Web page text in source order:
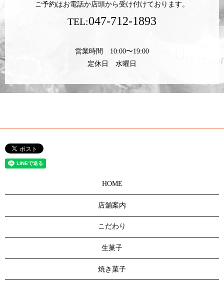
ご予約はお電話か店頭から受け付けております。
TEL:047-712-1893
営業時間 10:00〜19:00
定休日 水曜日
HOME
店舗案内
こだわり
生菓子
焼き菓子